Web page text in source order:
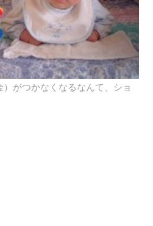
がつかなくなるなんて、ショ